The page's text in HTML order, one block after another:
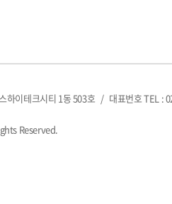
하이테크시티 1동 503호 / 대표번호 TEL :
Reserved.